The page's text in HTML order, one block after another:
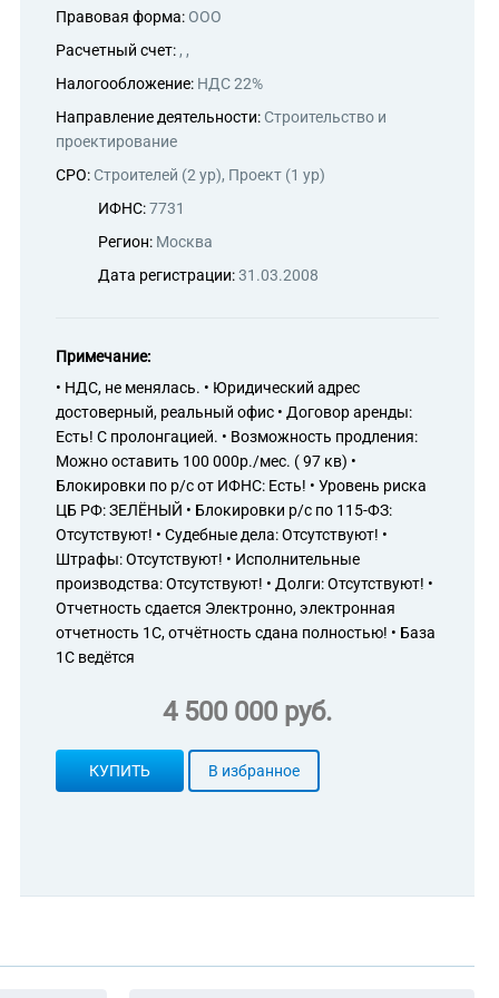
Правовая форма: ООО
Расчетный счет: , ,
Налогообложение: НДС 22%
Направление деятельности: Строительство и
проектирование
СРО: Строителей (2 ур), Проект (1 ур)
ИФНС:7731
Регион: Москва
Дата регистрации:31.03.2008
Примечание:
• НДС, не менялась. • Юридический адрес
достоверный, реальный офис • Договор аренды:
Есть! С пролонгацией. • Возможность продления:
Можно оставить 100 000р./мес. ( 97 кв) •
Блокировки по р/с от ИФНС: Есть! • Уровень риска
ЦБ РФ: ЗЕЛЁНЫЙ • Блокировки р/с по 115-ФЗ:
Отсутствуют! • Судебные дела: Отсутствуют! •
Штрафы: Отсутствуют! • Исполнительные
производства: Отсутствуют! • Долги: Отсутствуют! •
Отчетность сдается Электронно, электронная
отчетность 1С, отчётность сдана полностью! • База
1С ведётся
4 500 000 руб.
КУПИТЬ В избранное